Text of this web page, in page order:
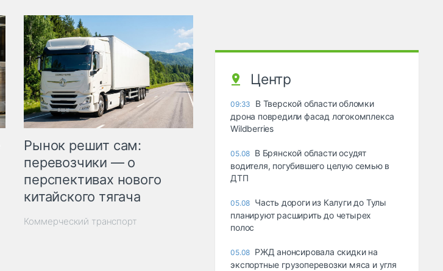
Рынок решит сам:
перевозчики — о
перспективах нового
китайского тягача
Коммерческий транспорт
Центр
09:33
В Тверской области обломки
дрона повредили фасад логокомплекса
Wildberries
05.08 В Брянской области осудят
водителя, погубившего целую семью в
ДТП
05.08 Часть дороги из Калуги до Тулы
планируют расширить до четырех
полос
05.08 РЖД анонсировала скидки на
экспортные грузоперевозки мяса и угля